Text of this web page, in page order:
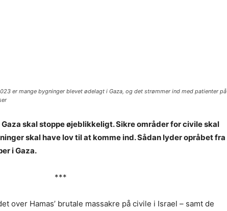
er mange bygninger blevet ødelagt i Gaza, og det strømmer ind med patienter på
skal stoppe øjeblikkeligt. Sikre områder for civile skal
skal have lov til at komme ind. Sådan lyder opråbet fra
i Gaza.
***
Hamas’ brutale massakre på civile i Israel – samt de